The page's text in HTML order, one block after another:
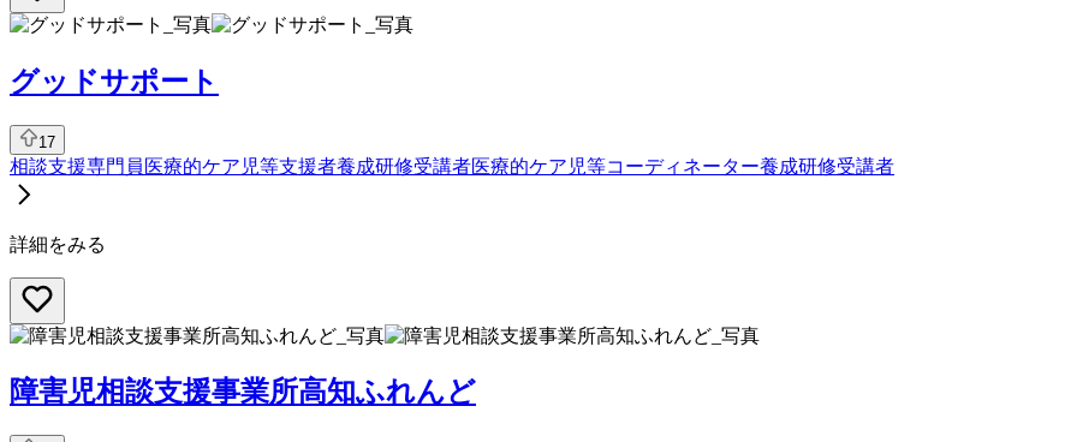
グッドサポート
17
相談支援専門員 医療的ケア児等支援者養成研修受講者医療的ケア児等コーディネーター養成研修受講者
詳細をみる
障害児相談支援事業所高知ふれんど